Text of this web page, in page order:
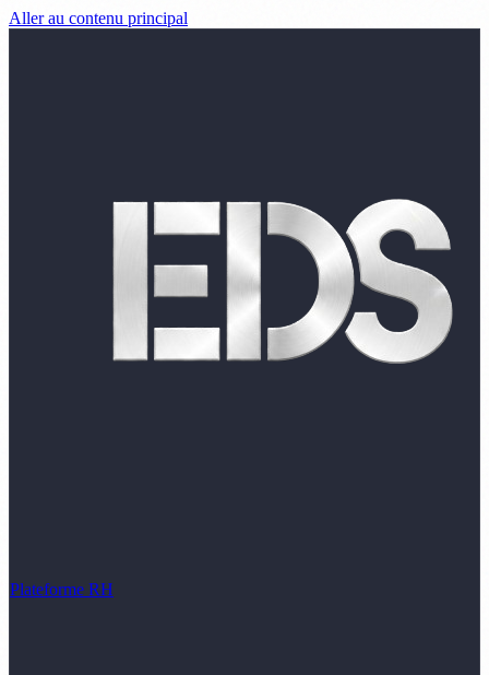
Aller au contenu principal
Plateforme RH